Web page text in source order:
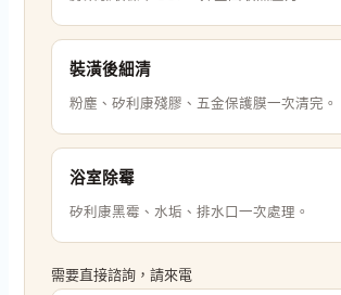
裝潢後細清
粉塵、矽利康殘膠、五金保護膜一次清完。
浴室除霉
矽利康黑霉、水垢、排水口一次處理。
需要直接諮詢，請來電